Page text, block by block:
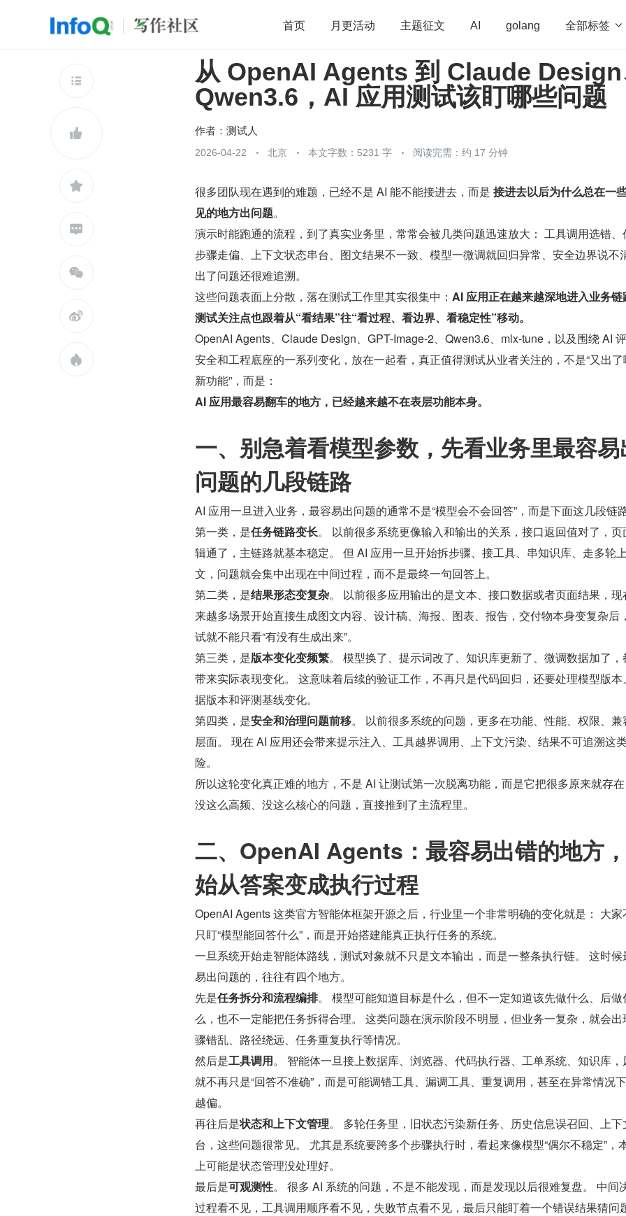
首页 月更活动 主题征文 AI golang 全部标签 
开源 架构 OpenHarmony 算法 学习方法 Web3.0 高
团队管理 程序员 运维 深度思考 低代码 redis
查看更多







从 OpenAI Agents 到 Claude Design
Qwen3.6，AI 应用测试该盯哪些问题
作者： 测试人
2026-04-22 北京 本文字数：5231 字 阅读完需：约 17 分钟
很多团队现在遇到的难题，已经不是 AI 能不能接进去，而是 接进去以后为什么总在一
见的地方出问题。
演示时能跑通的流程，到了真实业务里，常常会被几类问题迅速放大： 工具调用选错、
步骤走偏、上下文状态串台、图文结果不一致、模型一微调就回归异常、安全边界说不清
出了问题还很难追溯。
这些问题表面上分散，落在测试工作里其实很集中： AI 应用正在越来越深地进入业务链
测试关注点也跟着从“看结果”往“看过程、看边界、看稳定性”移动。
OpenAI Agents、Claude Design、GPT-Image-2、Qwen3.6、mlx-tune，以及围绕 AI 评
安全和工程底座的一系列变化，放在一起看，真正值得测试从业者关注的，不是“又出
新功能”，而是：
AI 应用最容易翻车的地方，已经越来越不在表层功能本身。
一、别急着看模型参数，先看业务里最容易
问题的几段链路
AI 应用一旦进入业务，最容易出问题的通常不是“模型会不会回答”，而是下面这几段链路
第一类，是任务链路变长。 以前很多系统更像输入和输出的关系，接口返回值对了，页
辑通了，主链路就基本稳定。 但 AI 应用一旦开始拆步骤、接工具、串知识库、走多轮
文，问题就会集中出现在中间过程，而不是最终一句回答上。
第二类，是结果形态变复杂。 以前很多应用输出的是文本、接口数据或者页面结果，现
来越多场景开始直接生成图文内容、设计稿、海报、图表、报告，交付物本身变复杂后
试就不能只看“有没有生成出来”。
第三类，是版本变化变频繁。 模型换了、提示词改了、知识库更新了、微调数据加了，
带来实际表现变化。 这意味着后续的验证工作，不再只是代码回归，还要处理模型版本
据版本和评测基线变化。
第四类，是安全和治理问题前移。 以前很多系统的问题，更多在功能、性能、权限、兼
层面。 现在 AI 应用还会带来提示注入、工具越界调用、上下文污染、结果不可追溯这
险。
所以这轮变化真正难的地方，不是 AI 让测试第一次脱离功能，而是它把很多原来就存
没这么高频、没这么核心的问题，直接推到了主流程里。
二、OpenAI Agents：最容易出错的地方
始从答案变成执行过程
OpenAI Agents 这类官方智能体框架开源之后，行业里一个非常明确的变化就是： 大家
只盯“模型能回答什么”，而是开始搭建能真正执行任务的系统。
一旦系统开始走智能体路线，测试对象就不只是文本输出，而是一整条执行链。 这时候
易出问题的，往往有四个地方。
先是任务拆分和流程编排。 模型可能知道目标是什么，但不一定知道该先做什么、后做
么，也不一定能把任务拆得合理。 这类问题在演示阶段不明显，但业务一复杂，就会出
骤错乱、路径绕远、任务重复执行等情况。
然后是工具调用。 智能体一旦接上数据库、浏览器、代码执行器、工单系统、知识库，
就不再只是“回答不准确”，而是可能调错工具、漏调工具、重复调用，甚至在异常情况
越偏。
再往后是状态和上下文管理。 多轮任务里，旧状态污染新任务、历史信息误召回、上下
台，这些问题很常见。 尤其是系统要跨多个步骤执行时，看起来像模型“偶尔不稳定”，
上可能是状态管理没处理好。
最后是可观测性。 很多 AI 系统的问题，不是不能发现，而是发现以后很难复盘。 中间
过程看不见，工具调用顺序看不见，失败节点看不见，最后只能盯着一个错误结果猜问